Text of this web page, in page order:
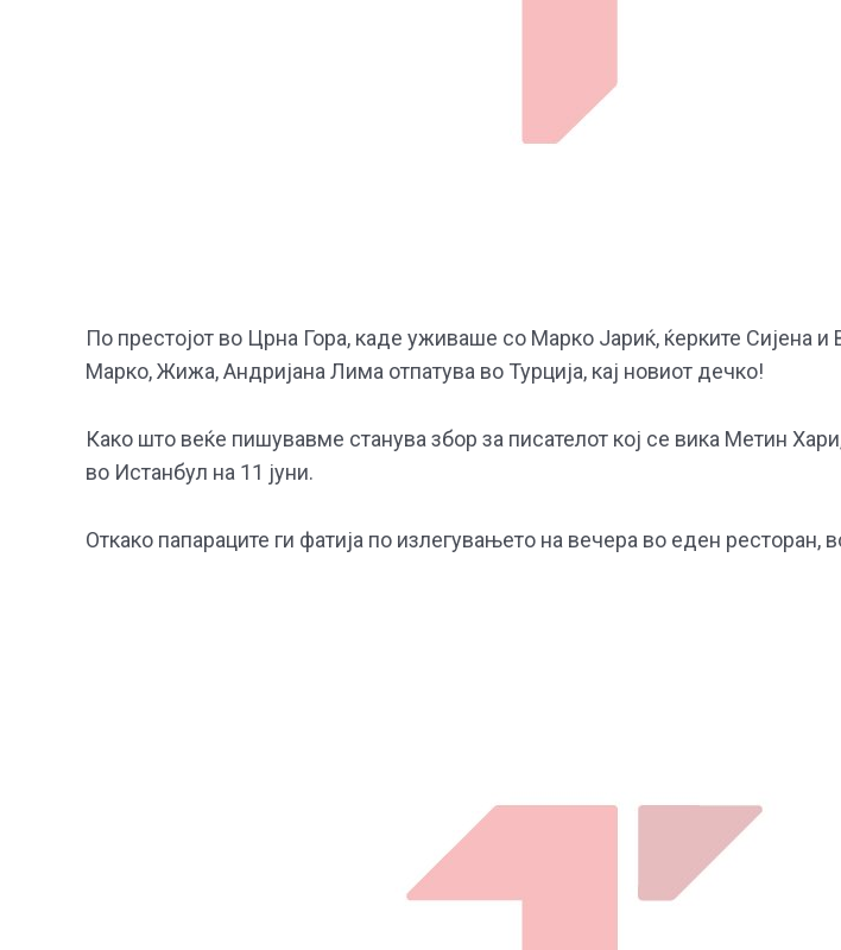
По престојот во Црна Гора, каде уживаше со Марко Јариќ, ќерките Сијена и
Марко, Жижа, Андријана Лима отпатува во Турција, кај новиот дечко!
Како што веќе пишувавме станува збор за писателот кој се вика Метин
во Истанбул на 11 јуни.
Откако папараците ги фатија по излегувањето на вечера во еден ресторан,